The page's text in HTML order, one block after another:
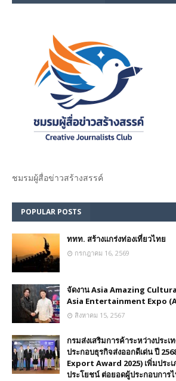
ชมรม​ผู้สื่อข่าวสร้างสรรค์​
POPULAR POSTS
ททท. สร้างแกร่งท่องเที่ยวไทย
กรกฎาคม 16, 2569
จัดงาน Asia Amazing
Asia Entertainment Expo
สิงหาคม 15, 2567
กรมส่งเสริมการค้าระหว่างประเ
ประกอบธุรกิจส่งออกดีเด่น ปี
Export Award 2025) เพิ่มประ
ประโยชน์ ต่อยอดผู้ประกอบการ